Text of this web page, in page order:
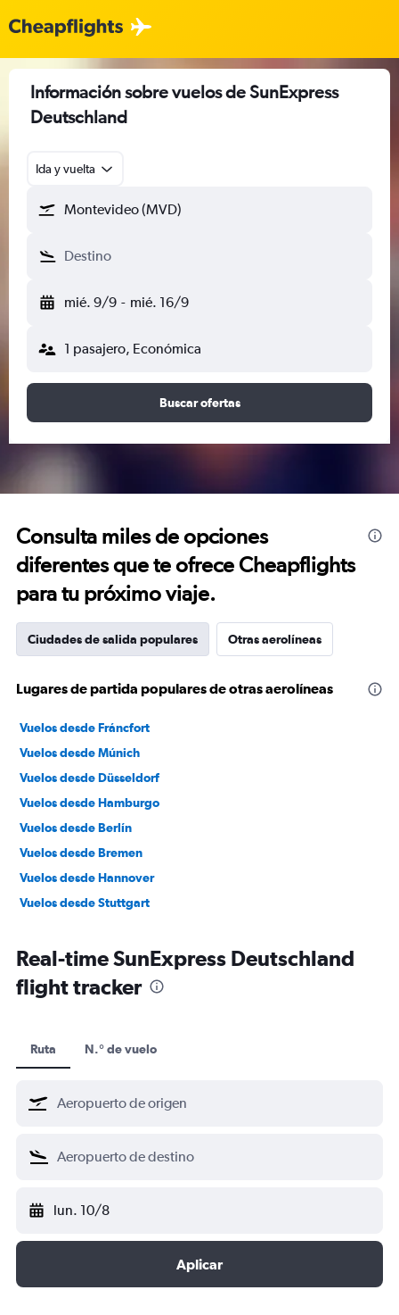
Información sobre vuelos de SunExpress
Deutschland
Ida y vuelta
Montevideo (MVD)
Destino
mié. 9/9 - mié. 16/9
1 pasajero, Económica
Buscar ofertas
Consulta miles de opciones
diferentes que te ofrece Cheapflights
para tu próximo viaje.
Ciudades de salida populares Otras aerolíneas
Lugares de partida populares de otras aerolíneas
Vuelos desde Fráncfort
Vuelos desde Múnich
Vuelos desde Düsseldorf
Vuelos desde Hamburgo
Vuelos desde Berlín
Vuelos desde Bremen
Vuelos desde Hannover
Vuelos desde Stuttgart
Real-time SunExpress Deutschland
flight tracker
Ruta N.° de vuelo
lun. 10/8
Aplicar